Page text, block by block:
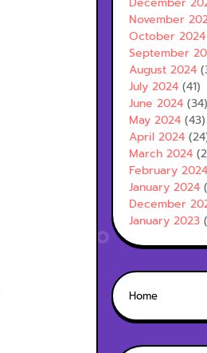
November
October 2024
September
August 2024
July 2024 (41)
June 2024 (34)
May 2024 (43)
April 2024
March 2024
February 2024
January 2024
December
January 2023
Home